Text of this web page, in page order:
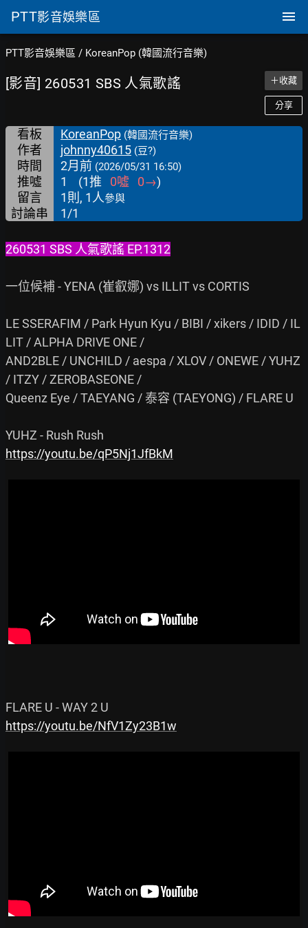
PTT影音娛樂區
PTT影音娛樂區 / KoreanPop (韓國流行音樂)
[影音] 260531 SBS 人氣歌謠 ＋收藏
分享
看板 KoreanPop (韓國流行音樂)
作者 johnny40615 (豆?)
時間 2月前 (2026/05/31 16:50)
推噓 1 (1推 0噓 0→)
留言
1則, 1人參與
討論串 1/1
260531 SBS 人氣歌謠 EP.1312
一位候補 - YENA (崔叡娜) vs ILLIT vs CORTIS
LE SSERAFIM / Park Hyun Kyu / BIBI / xikers / IDID / IL
LIT / ALPHA DRIVE ONE /
AND2BLE / UNCHILD / aespa / XLOV / ONEWE / YUHZ
/ ITZY / ZEROBASEONE /
Queenz Eye / TAEYANG / 泰容 (TAEYONG) / FLARE U
https://youtu.be/qP5Nj1JfBkM
https://youtu.be/NfV1Zy23B1w